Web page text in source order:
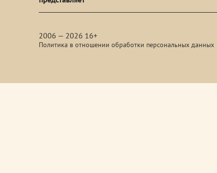
2006 — 2026 16+
Политика в отношении обработки персональных данных